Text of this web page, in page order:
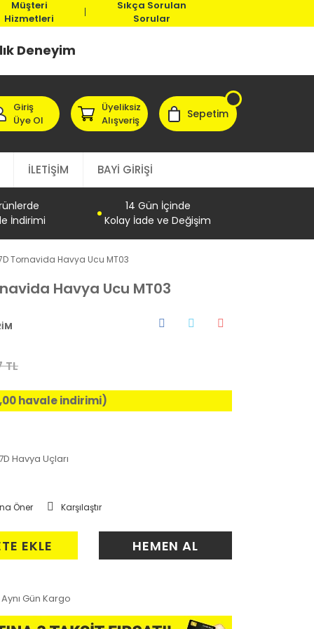
Müşteri
Hizmetleri
Sıkça Sorulan
Sorular
Deneyim
Giriş
Üye Ol
Üyeliksiz
Alışveriş
Sepetim
İLETİŞİM BAYİ GİRİŞİ
İndirimi
14 Gün İçinde
Kolay İade ve Değişim
Tornavida Havya Ucu MT03
Havya Ucu MT03
TL
havale indirimi)
Havya Uçları
Öner Karşılaştır
EKLE HEMEN AL
Aynı Gün Kargo